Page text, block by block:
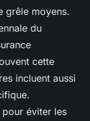
grêle moyens.
du
cette
incluent aussi
éviter les